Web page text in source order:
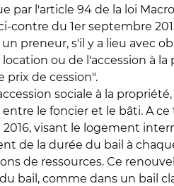
l'article 94 de la loi
contre du 1er septembre
preneur, s'il y a lieu avec
ou de l'accession à
prix de cession".
sociale à la
le foncier et le bâti. A
visant le logement
de la durée du bail à
de ressources. Ce
bail, comme dans un bail